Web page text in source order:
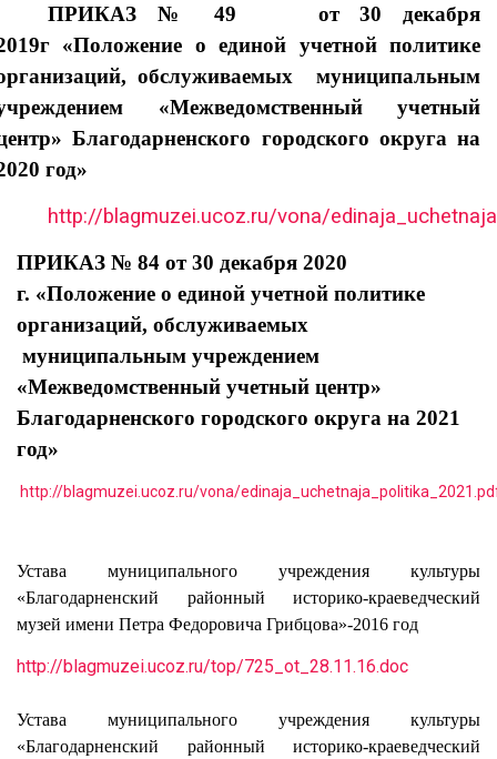
ПРИКАЗ № 49 от 30 декабря
«Положение о единой учетной политике
обслуживаемых муниципальным
«Межведомственный учетный
Благодарненского городского округа на
год»
http://blagmuzei.ucoz.ru/vona/
ПРИКАЗ № 84 от 30 декабря 2020
г. «Положение о единой учетной политике
организаций, обслуживаемых
муниципальным учреждением
«Межведомственный учетный центр»
Благодарненского городского округа на 2021
год»
http://blagmuzei.ucoz.ru/vona/
Устава муниципального учреждения культуры
«Благодарненский районный историко-краеведческий
музей имени Петра Федоровича Грибцова»-2016 год
http://blagmuzei.ucoz.ru/top/725_ot_28.11.16.doc
Устава муниципального учреждения культуры
«Благодарненский районный историко-краеведческий